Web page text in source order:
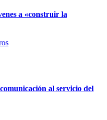
a «construir la
al servicio del